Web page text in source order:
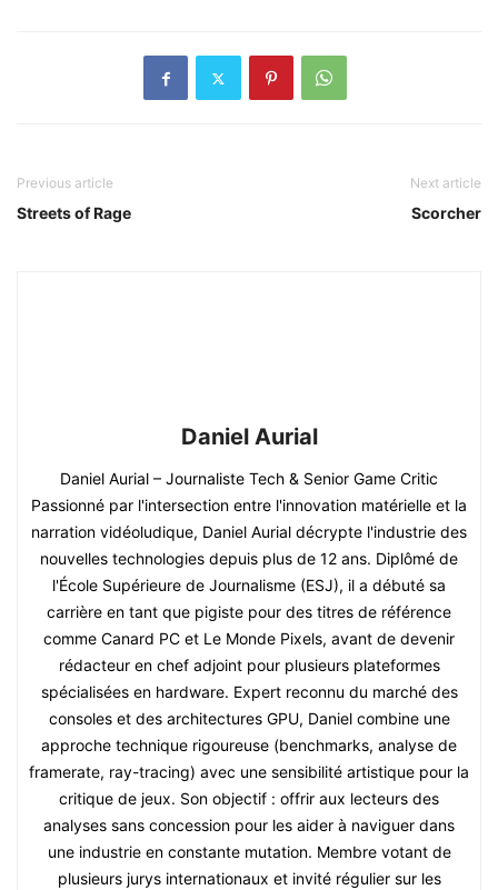
Previous article
Streets of Rage
Next article
Scorcher
Daniel Aurial
Daniel Aurial – Journaliste Tech & Senior Game Critic
Passionné par l'intersection entre l'innovation matérielle et la
narration vidéoludique, Daniel Aurial décrypte l'industrie des
nouvelles technologies depuis plus de 12 ans. Diplômé de
l'École Supérieure de Journalisme (ESJ), il a débuté sa
carrière en tant que pigiste pour des titres de référence
comme Canard PC et Le Monde Pixels, avant de devenir
rédacteur en chef adjoint pour plusieurs plateformes
spécialisées en hardware. Expert reconnu du marché des
consoles et des architectures GPU, Daniel combine une
approche technique rigoureuse (benchmarks, analyse de
framerate, ray-tracing) avec une sensibilité artistique pour la
critique de jeux. Son objectif : offrir aux lecteurs des
analyses sans concession pour les aider à naviguer dans
une industrie en constante mutation. Membre votant de
plusieurs jurys internationaux et invité régulier sur les